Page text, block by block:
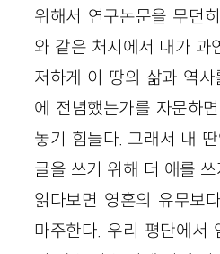
위해서 연구논문을 무던
와 같은 처지에서 내가 과
저하게 이 땅의 삶과 역
에 전념했는가를 자문하
놓기 힘들다. 그래서 내 딴
글을 쓰기 위해 더 애를
읽다보면 영혼의 유무보
마주한다. 우리 평단에서